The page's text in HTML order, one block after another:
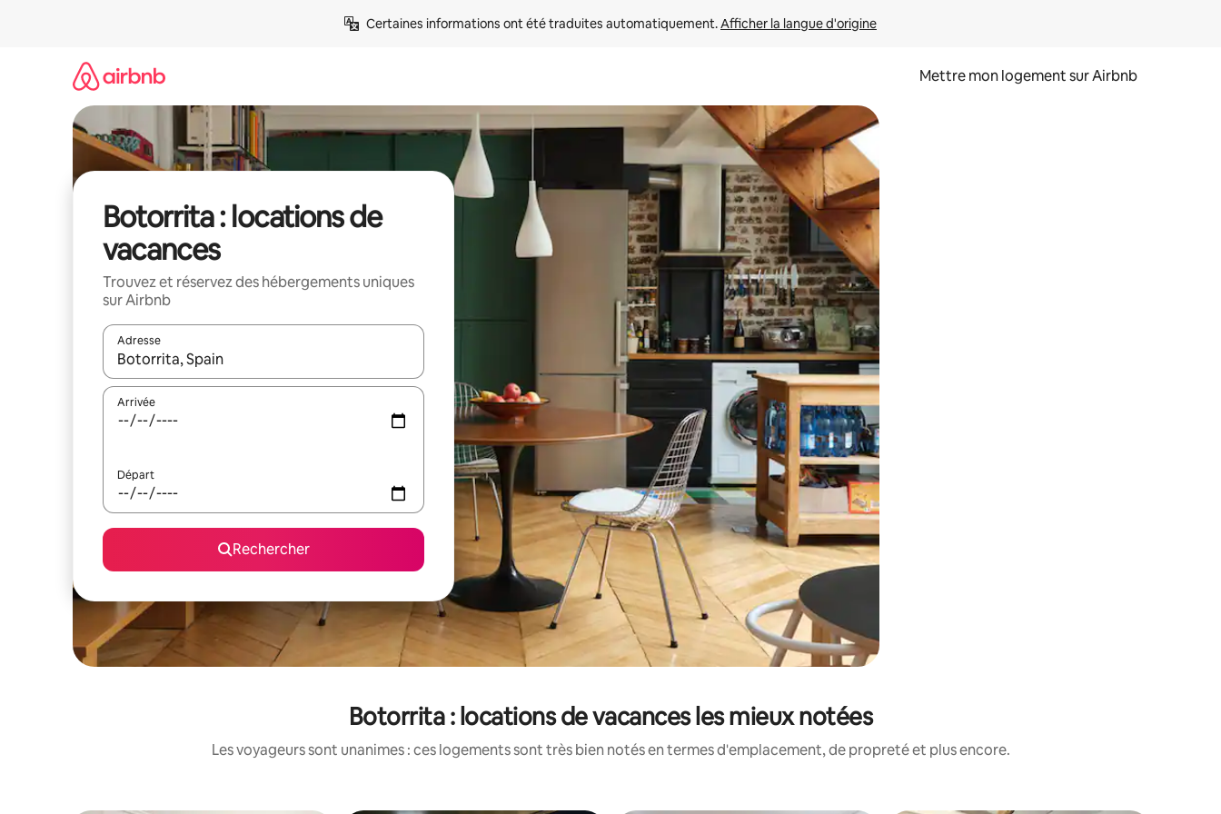
Certaines informations ont été traduites automatiquement. Afficher la langue d'origine
Mettre mon logement sur Airbnb
Botorrita : locations de
vacances
Trouvez et réservez des hébergements uniques
sur Airbnb
Adresse
Lorsque les résultats s'affichent, utilisez les flèches vers le haut et vers le bas pour les parcourir ou en appuyant et en faisant glisser.
Arrivée
Départ
Rechercher
Botorrita : locations de vacances les mieux notées
Les voyageurs sont unanimes : ces logements sont très bien notés en termes d'emplacement, de propreté et plus encore.